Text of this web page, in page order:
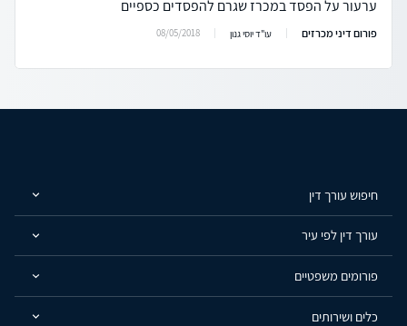
ערעור על הפסד במכרז שגרם להפסדים כספיים
פורום דיני מכרזים עו"ד יוסי גנון 08/05/2018
חיפוש עורך דין
עורך דין לפי עיר
פורומים משפטיים
כלים ושירותים